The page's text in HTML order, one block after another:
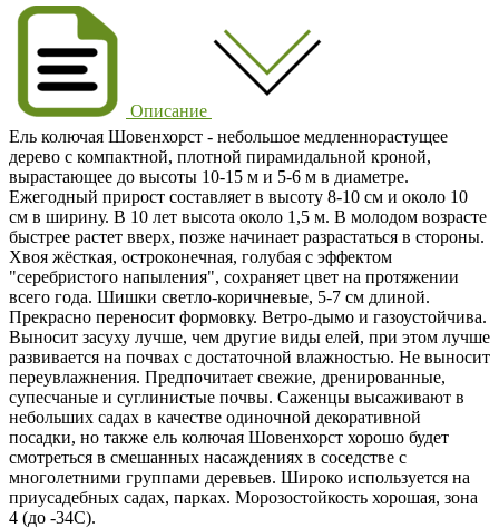
Описание
Ель колючая Шовенхорст - небольшое медленнорастущее
дерево с компактной, плотной пирамидальной кроной,
вырастающее до высоты 10-15 м и 5-6 м в диаметре.
Ежегодный прирост составляет в высоту 8-10 см и около 10
см в ширину. В 10 лет высота около 1,5 м. В молодом возрасте
быстрее растет вверх, позже начинает разрастаться в стороны.
Хвоя жёсткая, остроконечная, голубая с эффектом
"серебристого напыления", сохраняет цвет на протяжении
всего года. Шишки светло-коричневые, 5-7 см длиной.
Прекрасно переносит формовку. Ветро-дымо и газоустойчива.
Выносит засуху лучше, чем другие виды елей, при этом лучше
развивается на почвах с достаточной влажностью. Не выносит
переувлажнения. Предпочитает свежие, дренированные,
супесчаные и суглинистые почвы. Саженцы высаживают в
небольших садах в качестве одиночной декоративной
посадки, но также ель колючая Шовенхорст хорошо будет
смотреться в смешанных насаждениях в соседстве с
многолетними группами деревьев. Широко используется на
приусадебных садах, парках. Морозостойкость хорошая, зона
4 (до -34С).